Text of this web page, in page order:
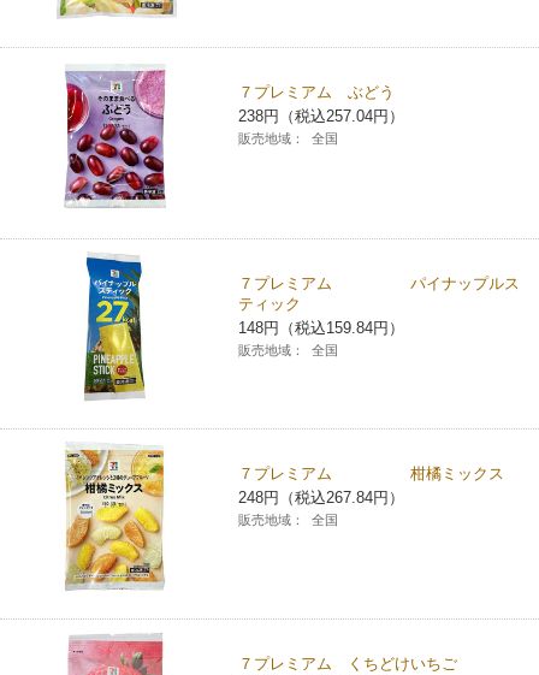
７プレミアム ぶどう
238円（税込257.04円）
販売地域： 全国
７プレミアム パイナップルス
ティック
148円（税込159.84円）
販売地域： 全国
７プレミアム 柑橘ミックス
248円（税込267.84円）
販売地域： 全国
７プレミアム くちどけいちご